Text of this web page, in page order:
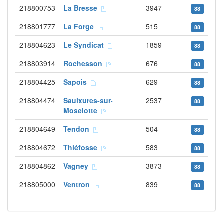
218800753 La Bresse 3947 88
218801777 La Forge 515 88
218804623 Le Syndicat 1859 88
218803914 Rochesson 676 88
218804425 Sapois 629 88
218804474
Saulxures-sur-
Moselotte
2537 88
218804649 Tendon 504 88
218804672 Thiéfosse 583 88
218804862 Vagney 3873 88
218805000 Ventron 839 88